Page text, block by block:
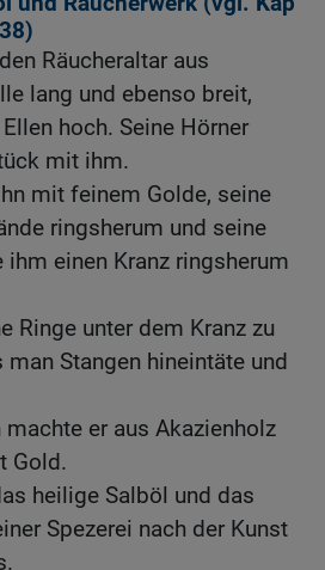
)
Räucheraltar aus
lang und ebenso breit,
hoch. Seine Hörner
mit ihm.
mit feinem Golde, seine
ringsherum und seine
ihm einen Kranz ringsherum
Ringe unter dem Kranz zu
man Stangen hineintäte und
machte er aus Akazienholz
Gold.
heilige Salböl und das
Spezerei nach der Kunst